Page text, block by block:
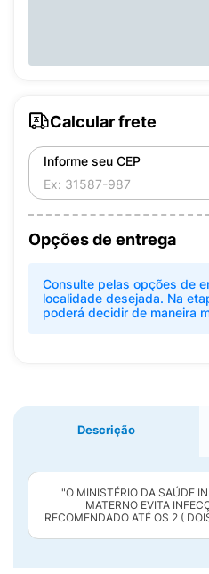
Calcular frete
Informe seu CEP
Opções de entrega
Consulte pelas opções de
localidade desejada. Na
poderá decidir de maneira
Descrição
"O MINISTÉRIO DA SAÚDE
MATERNO EVITA
RECOMENDADO ATÉ OS 2 (